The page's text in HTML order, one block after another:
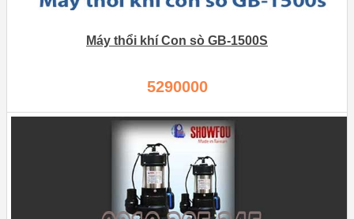
Máy thổi khí Con sò GB-1500S
5290000